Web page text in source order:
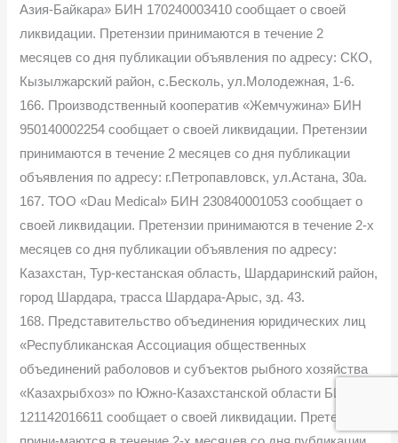
Азия-Байкара» БИН 170240003410 сообщает о своей
ликвидации. Претензии принимаются в течение 2
месяцев со дня публикации объявления по адресу: СКО,
Кызылжарский район, с.Бесколь, ул.Молодежная, 1-6.
166. Производственный кооператив «Жемчужина» БИН
950140002254 сообщает о своей ликвидации. Претензии
принимаются в течение 2 месяцев со дня публикации
объявления по адресу: г.Петропавловск, ул.Астана, 30а.
167. ТОО «Dau Medical» БИН 230840001053 сообщает о
своей ликвидации. Претензии принимаются в течение 2-х
месяцев со дня публикации объявления по адресу:
Казахстан, Тур-кестанская область, Шардаринский район,
город Шардара, трасса Шардара-Арыс, зд. 43.
168. Представительство объединения юридических лиц
«Республиканская Ассоциация общественных
объединений раболовов и субъектов рыбного хозяйства
«Казахрыбхоз» по Южно-Казахстанской области БИН
121142016611 сообщает о своей ликвидации. Претензии